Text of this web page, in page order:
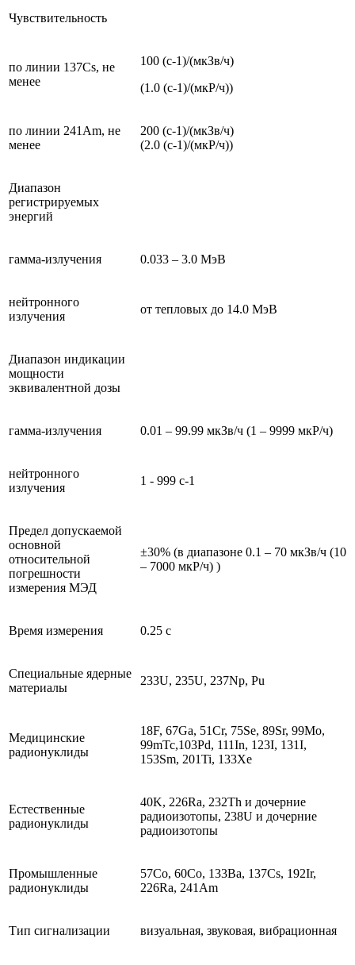
Чувствительность
по линии 137Сs, не
менее
100 (с-1)/(мкЗв/ч)
(1.0 (с-1)/(мкР/ч))
по линии 241Am, не
менее
200 (с-1)/(мкЗв/ч)
(2.0 (с-1)/(мкР/ч))
Диапазон
регистрируемых
энергий
гамма-излучения 0.033 – 3.0 МэВ
нейтронного
излучения
от тепловых до 14.0 МэВ
Диапазон индикации
мощности
эквивалентной дозы
гамма-излучения 0.01 – 99.99 мкЗв/ч (1 – 9999 мкР/ч)
нейтронного
излучения
1 - 999 с-1
Предел допускаемой
основной
относительной
погрешности
измерения МЭД
±30% (в диапазоне 0.1 – 70 мкЗв/ч (10
– 7000 мкР/ч) )
Время измерения 0.25 с
Специальные ядерные
материалы
233U, 235U, 237Np, Pu
Медицинские
радионуклиды
18F, 67Ga, 51Cr, 75Se, 89Sr, 99Mo,
99mTc,103Pd, 111In, 123I, 131I,
153Sm, 201Ti, 133Xe
Естественные
радионуклиды
40K, 226Ra, 232Th и дочерние
радиоизотопы, 238U и дочерние
радиоизотопы
Промышленные
радионуклиды
57Co, 60Co, 133Ba, 137Cs, 192Ir,
226Ra, 241Am
Тип сигнализации визуальная, звуковая, вибрационная